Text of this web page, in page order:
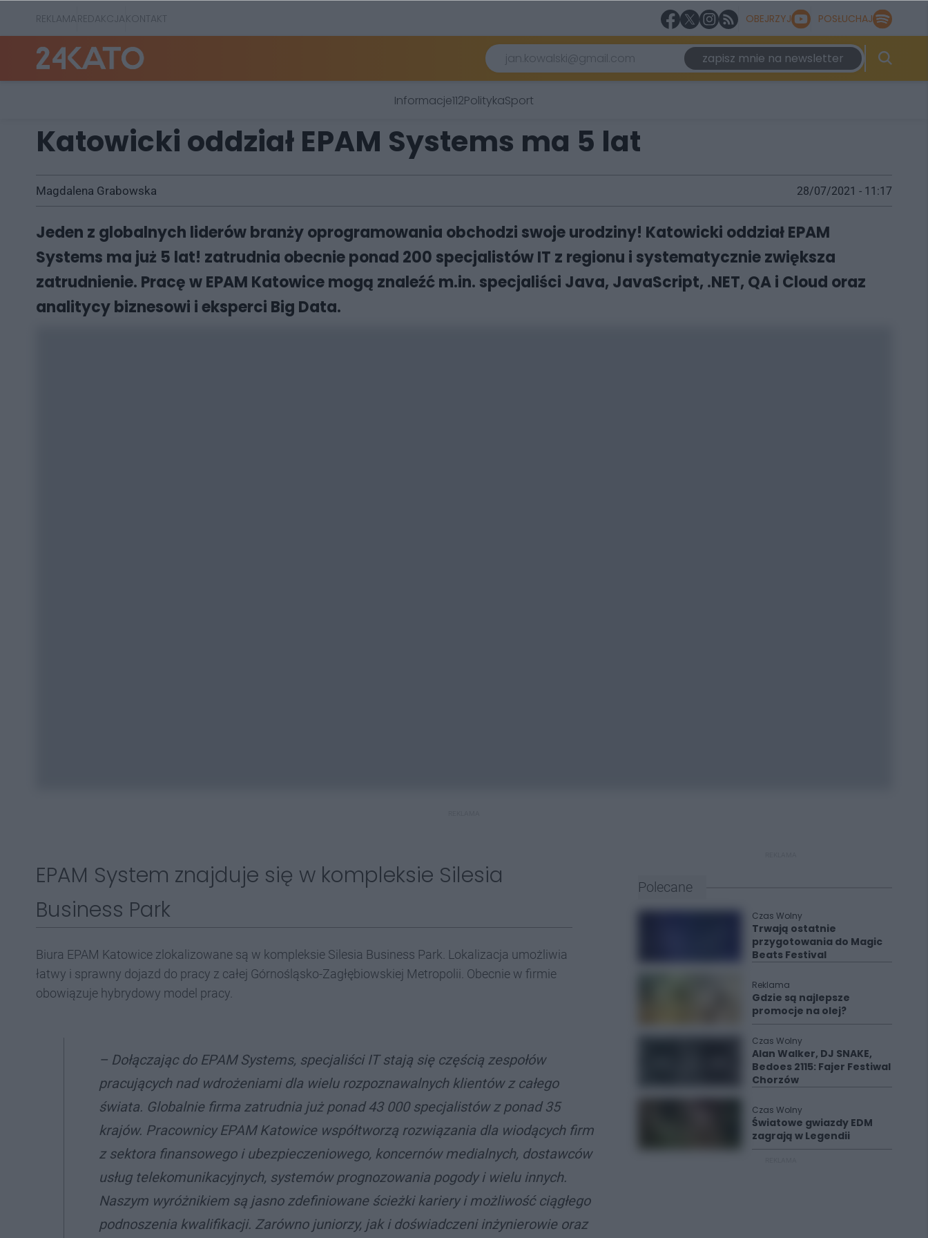
REKLAMAREDAKCJAKONTAKT OBEJRZYJ POSŁUCHAJ
zapisz mnie na newsletter
Informacje112PolitykaSport
Katowicki oddział EPAM Systems ma 5 lat
Magdalena Grabowska 28/07/2021 - 11:17
Jeden z globalnych liderów branży oprogramowania obchodzi swoje urodziny! Katowicki oddział EPAM
Systems ma już 5 lat! zatrudnia obecnie ponad 200 specjalistów IT z regionu i systematycznie zwiększa
zatrudnienie. Pracę w EPAM Katowice mogą znaleźć m.in. specjaliści Java, JavaScript, .NET, QA i Cloud oraz
analitycy biznesowi i eksperci Big Data.
EPAM System znajduje się w kompleksie Silesia
Business Park
Biura EPAM Katowice zlokalizowane są w kompleksie Silesia Business Park. Lokalizacja umożliwia
łatwy i sprawny dojazd do pracy z całej Górnośląsko-Zagłębiowskiej Metropolii. Obecnie w firmie
obowiązuje hybrydowy model pracy.
– Dołączając do EPAM Systems, specjaliści IT stają się częścią zespołów
pracujących nad wdrożeniami dla wielu rozpoznawalnych klientów z całego
świata. Globalnie firma zatrudnia już ponad 43 000 specjalistów z ponad 35
krajów. Pracownicy EPAM Katowice współtworzą rozwiązania dla wiodących firm
z sektora finansowego i ubezpieczeniowego, koncernów medialnych, dostawców
usług telekomunikacyjnych, systemów prognozowania pogody i wielu innych.
Naszym wyróżnikiem są jasno zdefiniowane ścieżki kariery i możliwość ciągłego
podnoszenia kwalifikacji. Zarówno juniorzy, jak i doświadczeni inżynierowie oraz
Polecane
Czas Wolny
Trwają ostatnie
przygotowania do Magic
Beats Festival
Reklama
Gdzie są najlepsze
promocje na olej?
Czas Wolny
Alan Walker, DJ SNAKE,
Bedoes 2115: Fajer Festiwal
Chorzów
Czas Wolny
Światowe gwiazdy EDM
zagrają w Legendii